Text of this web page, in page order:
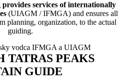
services of internationally
(UIAGM / IFMGA) and ensures all
planning, organization, to the actual
guiding.
TATRAS PEAKS
GUIDE